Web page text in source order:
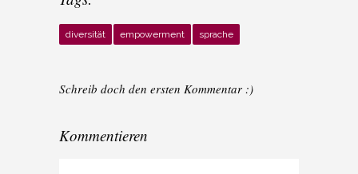
diversität empowerment sprache
Schreib doch den ersten Kommentar :)
Kommentieren